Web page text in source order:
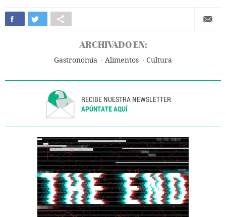
ARCHIVADO EN:
Gastronomía Alimentos Cultura
RECIBE NUESTRA NEWSLETTER
APÚNTATE AQUÍ